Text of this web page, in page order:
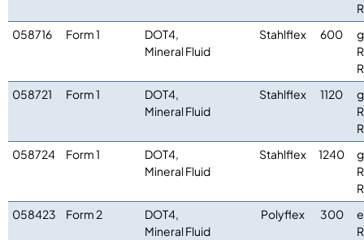
058716
Form 1
DOT4,
Mineral Fluid
Stahlflex 600
058721
Form 1
DOT4,
Mineral Fluid
Stahlflex 1120
058724
Form 1
DOT4,
Mineral Fluid
Stahlflex 1240
058423
Form 2
DOT4,
Mineral Fluid
Polyflex 300